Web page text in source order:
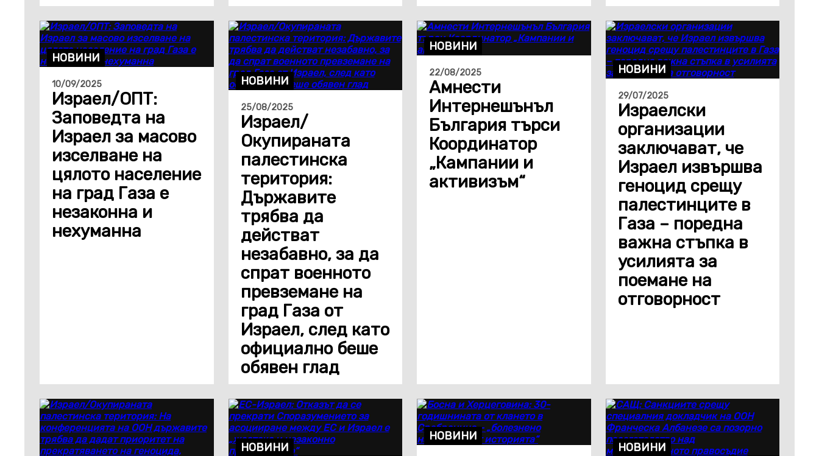
НОВИНИ
10/09/2025
Израел/ОПТ:
Заповедта на
Израел за масово
изселване на
цялото население
на град Газа е
незаконна и
нехуманна
НОВИНИ
25/08/2025
Израел/
Окупираната
палестинска
територия:
Държавите
трябва да
действат
незабавно, за да
спрат военното
превземане на
град Газа от
Израел, след като
официално беше
обявен глад
НОВИНИ
22/08/2025
Амнести
Интернешънъл
България търси
Координатор
„Кампании и
активизъм“
НОВИНИ
29/07/2025
Израелски
организации
заключават, че
Израел извършва
геноцид срещу
палестинците в
Газа – поредна
важна стъпка в
усилията за
поемане на
отговорност
НОВИНИ
НОВИНИ
НОВИНИ